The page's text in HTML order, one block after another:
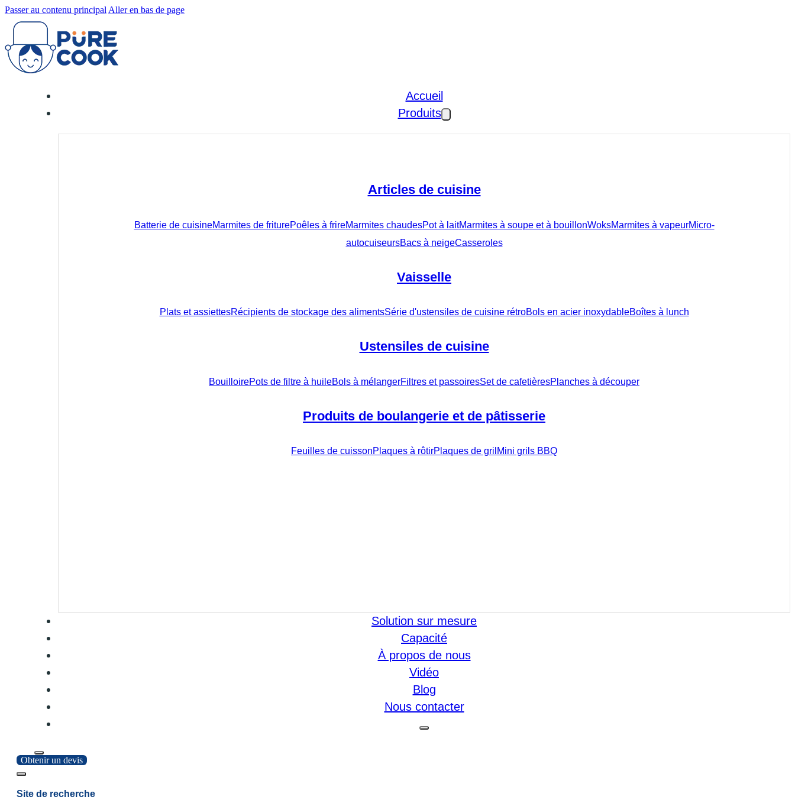
Passer au contenu principal Aller en bas de page
Accueil
Produits
Articles de cuisine
Batterie de cuisineMarmites de friturePoêles à frireMarmites chaudesPot à laitMarmites à soupe et à bouillonWoksMarmites à vapeurMicro-
autocuiseursBacs à neigeCasseroles
Vaisselle
Plats et assiettesRécipients de stockage des alimentsSérie d'ustensiles de cuisine rétroBols en acier inoxydableBoîtes à lunch
Ustensiles de cuisine
BouilloirePots de filtre à huileBols à mélangerFiltres et passoiresSet de cafetièresPlanches à découper
Produits de boulangerie et de pâtisserie
Feuilles de cuissonPlaques à rôtirPlaques de gril Mini grils BBQ
Solution sur mesure
Capacité
À propos de nous
Vidéo
Blog
Nous contacter
Obtenir un devis
Site de recherche